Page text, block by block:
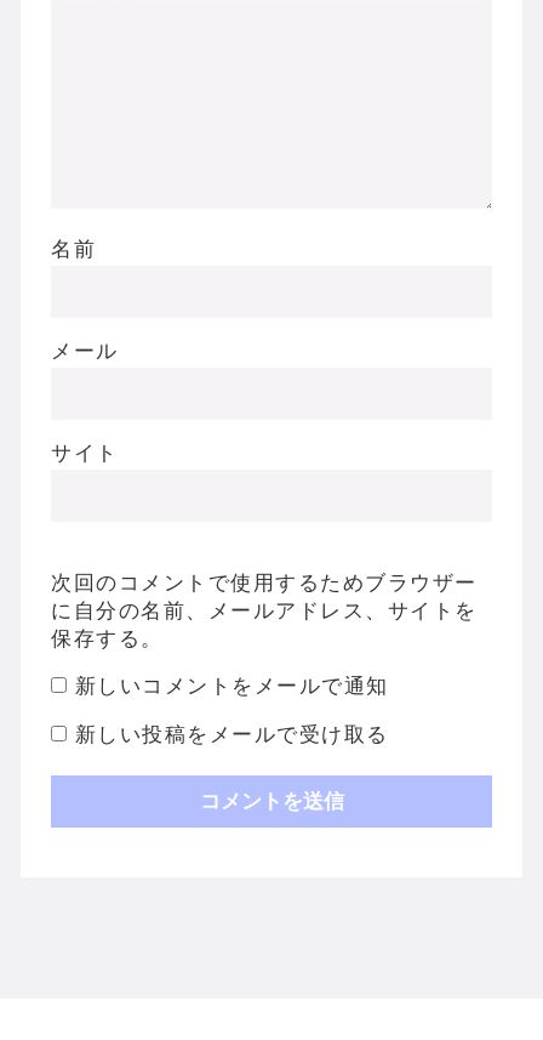
名前
メール
サイト
次回のコメントで使用するためブラウザー
に自分の名前、メールアドレス、サイトを
保存する。
新しいコメントをメールで通知
新しい投稿をメールで受け取る